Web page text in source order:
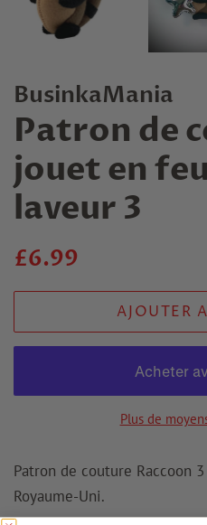
BusinkaMania
Patron de
jouet en
laveur 3
Prix
£6.99
vente
AJOUTER
Plus de
Patron de couture Raccoon
Royaume-Uni.